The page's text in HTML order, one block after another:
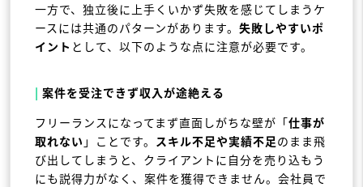
一方で、独立後に上手くいかず失敗を感じてしまうケ
ースには共通のパターンがあります。 失敗しやすいポ
イント として、以下のような点に注意が必要です。
| 案件を受注できず収入が途絶える
フリーランスになってまず直面しがちな壁が「仕事が
取れない 」ことです。 スキル不足や実績不足のまま飛
び出してしまうと、クライアントに自分を売り込もう
にも説得力がなく、案件を獲得できません。会社員で